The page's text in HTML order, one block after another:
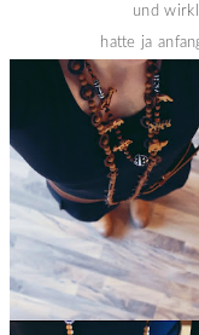
und
hatte ja